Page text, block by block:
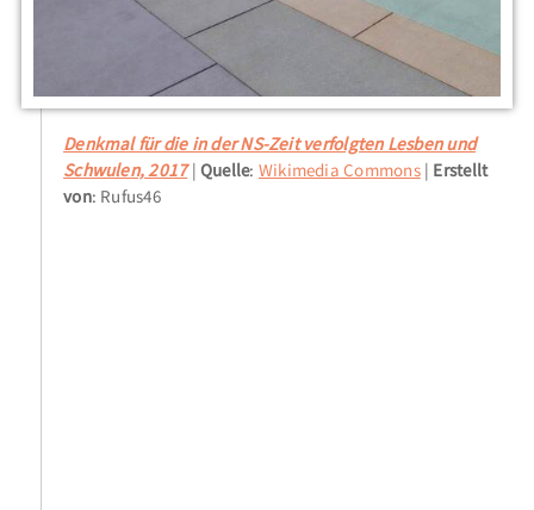
Denkmal für die in der NS-Zeit verfolgten Lesben und
Schwulen, 2017 Quelle: Wikimedia Commons Erstellt
von: Rufus46